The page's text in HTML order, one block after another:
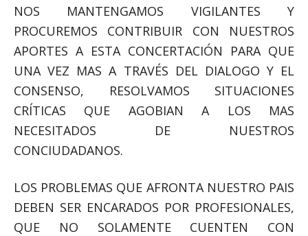
NOS MANTENGAMOS VIGILANTES Y
PROCUREMOS CONTRIBUIR CON NUESTROS
APORTES A ESTA CONCERTACIÓN PARA QUE
UNA VEZ MAS A TRAVÉS DEL DIALOGO Y EL
CONSENSO, RESOLVAMOS SITUACIONES
CRÍTICAS QUE AGOBIAN A LOS MAS
NECESITADOS DE NUESTROS
CONCIUDADANOS.
LOS PROBLEMAS QUE AFRONTA NUESTRO PAIS
DEBEN SER ENCARADOS POR PROFESIONALES,
QUE NO SOLAMENTE CUENTEN CON